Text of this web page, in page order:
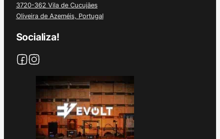
3720-362 Vila de Cucujães
Oliveira de Azeméis, Portugal
Socializa!